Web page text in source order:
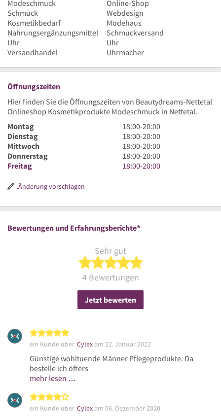
Modeschmuck
Online-Shop
Schmuck
Webdesign
Kosmetikbedarf
Modehaus
Nahrungsergänzungsmittel
Schmuckversand
Uhr
Uhr
Versandhandel
Uhrmacher
Öffnungszeiten
Hier finden Sie die Öffnungszeiten von Beautydreams-Nettetal
Onlineshop Kosmetikprodukte Modeschmuck in Nettetal.
Montag
18
Uhr
bis
20
Uhr
18:00-20:00
Dienstag
18
Uhr
bis
20
18:00-20:00
Mittwoch
18
Uhr
bis
18:00-20:00
Donnerstag
18
Uhr
18:00-20:00
Freitag
18
Uhr
18:00-20:00
Änderung vorschlagen
Bewertungen und Erfahrungsberichte*
Sehr gut
5 von 5 Sternen
4 Bewertungen
Jetzt bewerten
ein Kunde über Cylex am 22. Januar 2022
Günstige wohltuende Männer Pflegeprodukte. Da
bestelle ich öfters
mehr lesen …
ein Kunde über Cylex am 06. Dezember 2020